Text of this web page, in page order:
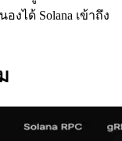
ได้ Solana เข้าถึง